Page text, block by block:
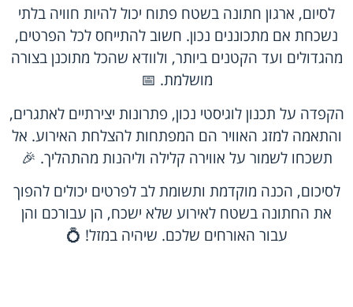
לסיום, ארגון חתונה בשטח פתוח יכול להיות חוויה בלתי
נשכחת אם מתכוננים נכון. חשוב להתייחס לכל הפרטים,
מהגדולים ועד הקטנים ביותר, ולוודא שהכל מתוכנן בצורה
מושלמת. 📅
הקפדה על תכנון לוגיסטי נכון, פתרונות יצירתיים לאתגרים,
והתאמה למזג האוויר הם המפתחות להצלחת האירוע. אל
תשכחו לשמור על אווירה קלילה וליהנות מהתהליך. 🎉
לסיכום, הכנה מוקדמת ותשומת לב לפרטים יכולים להפוך
את החתונה בשטח לאירוע שלא ישכח, הן עבורכם והן
עבור האורחים שלכם. שיהיה במזל! 💍